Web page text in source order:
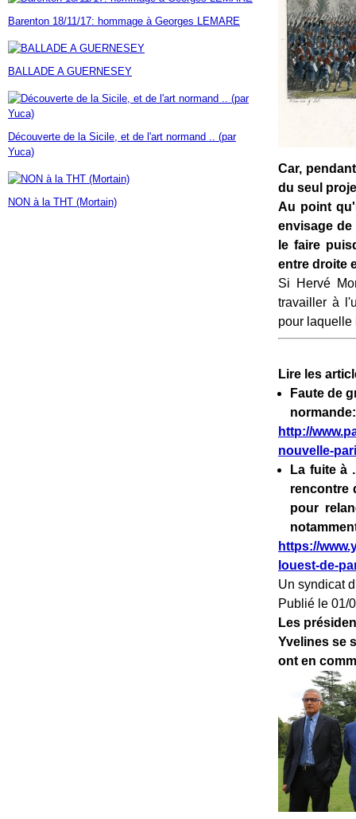
Janvier(7)
Février(9)
Janvier(18)
Mars(60)
Février(24)
Janvier(23)
Avril(14)
Mars (17)
Février(46)
Janvier (35)
Barenton 18/11/17: hommage à Georges LEMARE
BALLADE A GUERNESEY
Découverte de la Sicile, et de l'art normand .. (par
Yuca)
NON à la THT (Mortain)
Car,
du seul
Au point
envisage
le faire
entre droite
Si Hervé
travailler à
pour laquelle
Lire les
Faute de
normande:
http://
nouvelle-
La fuite à
rencontre
pour
https://
louest-de-
Un syndicat
Publié le 01/
Les
Yvelines se
ont en